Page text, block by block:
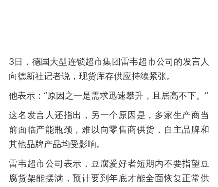
3日，德国大型连锁超市集团雷韦超市公司的发言人
向德新社记者说，现货库存供应持续紧张。
他表示：“原因之一是需求迅速攀升，且居高不下。”
这名发言人还指出，另一个原因是，多家生产商当
前面临产能瓶颈，难以向零售商供货，自主品牌和
其他品牌产品均受影响。
雷韦超市公司表示，豆腐爱好者短期内不要指望豆
腐货架能摆满，预计要到年底才能全面恢复正常供